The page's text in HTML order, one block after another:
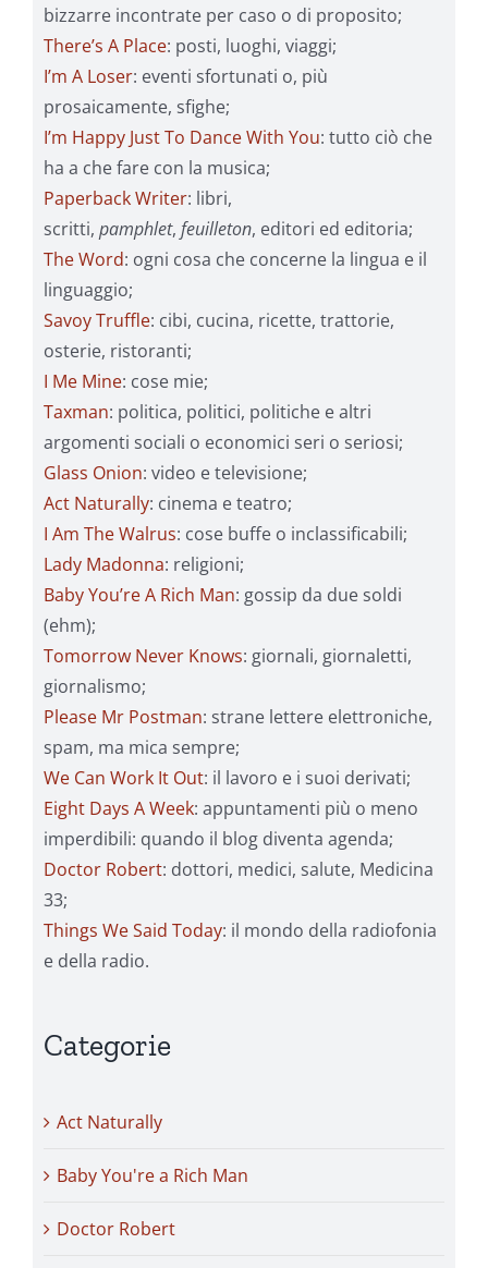
bizzarre incontrate per caso o di proposito;
There’s A Place: posti, luoghi, viaggi;
I’m A Loser: eventi sfortunati o, più
prosaicamente, sfighe;
I’m Happy Just To Dance With You: tutto ciò che
ha a che fare con la musica;
Paperback Writer: libri,
scritti, pamphlet, feuilleton, editori ed editoria;
The Word: ogni cosa che concerne la lingua e il
linguaggio;
Savoy Truffle: cibi, cucina, ricette, trattorie,
osterie, ristoranti;
I Me Mine: cose mie;
Taxman: politica, politici, politiche e altri
argomenti sociali o economici seri o seriosi;
Glass Onion: video e televisione;
Act Naturally: cinema e teatro;
I Am The Walrus: cose buffe o inclassificabili;
Lady Madonna: religioni;
Baby You’re A Rich Man: gossip da due soldi
(ehm);
Tomorrow Never Knows: giornali, giornaletti,
giornalismo;
Please Mr Postman: strane lettere elettroniche,
spam, ma mica sempre;
We Can Work It Out: il lavoro e i suoi derivati;
Eight Days A Week: appuntamenti più o meno
imperdibili: quando il blog diventa agenda;
Doctor Robert: dottori, medici, salute, Medicina
33;
Things We Said Today: il mondo della radiofonia
e della radio.
Categorie
Act Naturally
Baby You're a Rich Man
Doctor Robert